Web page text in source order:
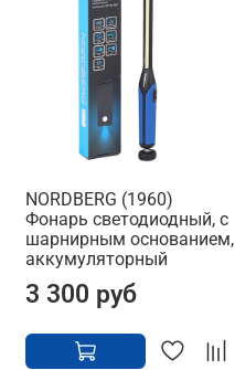
NORDBERG (1960)
Фонарь светодиодный, с
шарнирным основанием,
аккумуляторный
3 300 руб